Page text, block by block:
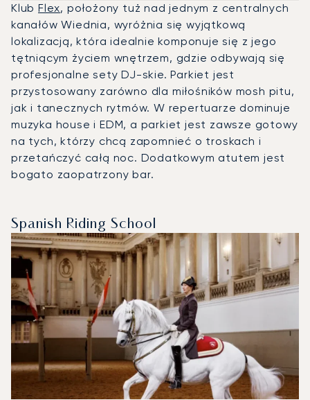
Klub Flex, położony tuż nad jednym z centralnych
kanałów Wiednia, wyróżnia się wyjątkową
lokalizacją, która idealnie komponuje się z jego
tętniącym życiem wnętrzem, gdzie odbywają się
profesjonalne sety DJ-skie. Parkiet jest
przystosowany zarówno dla miłośników mosh pitu,
jak i tanecznych rytmów. W repertuarze dominuje
muzyka house i EDM, a parkiet jest zawsze gotowy
na tych, którzy chcą zapomnieć o troskach i
przetańczyć całą noc. Dodatkowym atutem jest
bogato zaopatrzony bar.
Spanish Riding School